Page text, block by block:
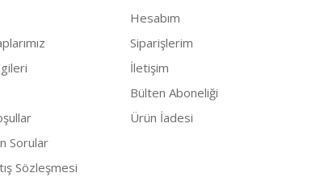
Sorular
Sözleşmesi
Hesabım
Siparişlerim
İletişim
Bülten Aboneliği
Ürün İadesi